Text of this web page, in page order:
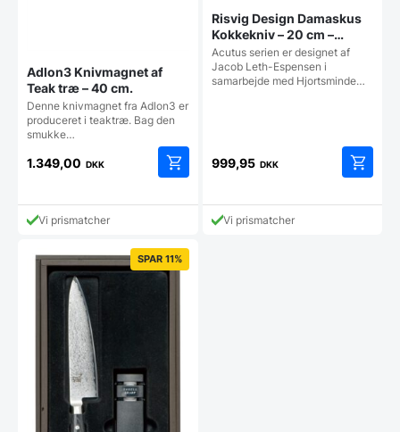
Adlon3 Knivmagnet af
Teak træ – 40 cm.
Denne knivmagnet fra Adlon3 er
produceret i teaktræ. Bag den
smukke…
1.349,00 DKK
Vi prismatcher
Risvig Design Damaskus
Kokkekniv – 20 cm –
Damaskus 67 lag
Acutus serien er designet af
Jacob Leth-Espensen i
samarbejde med Hjortsminde…
999,95 DKK
Vi prismatcher
SPAR 11%